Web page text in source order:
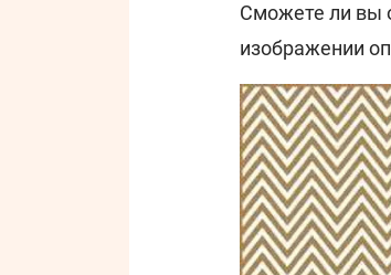
Сможете ли вы
изображении